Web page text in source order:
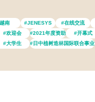
南 #JENESYS #在线交流
#欢迎会 #2021年度资助 #开幕式
#大学生 #日中植树造林国际联合事业